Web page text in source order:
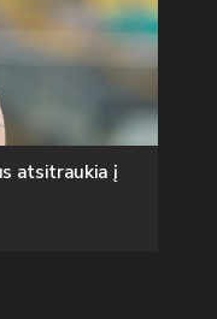
atsitraukia į